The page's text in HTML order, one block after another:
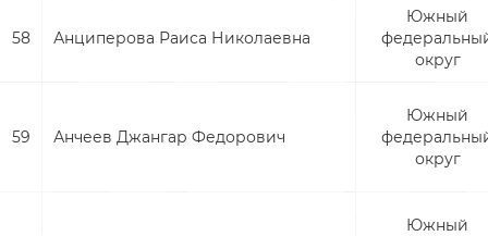
58 Анциперова Раиса Николаевна
Южный
округ
59 Анчеев Джангар Федорович
Южный
округ
Южный